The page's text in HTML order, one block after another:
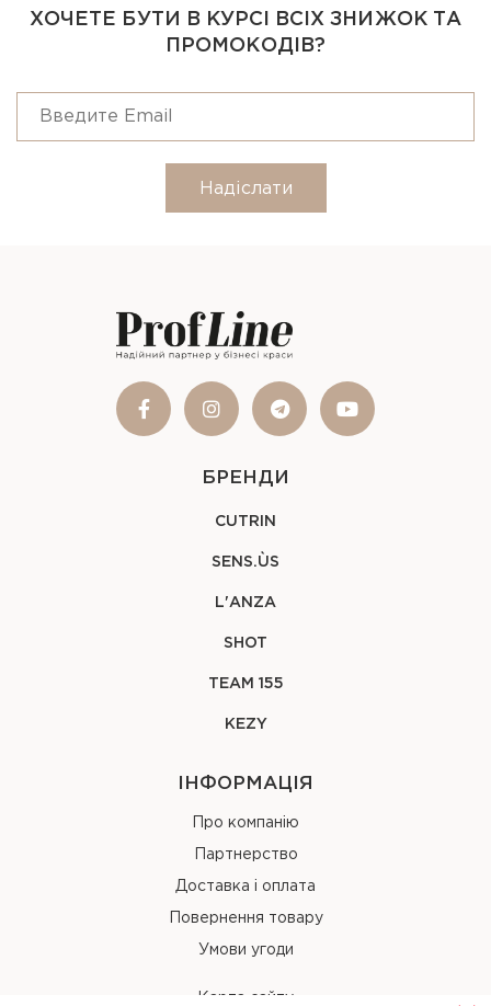
ХОЧЕТЕ БУТИ В КУРСІ ВСІХ ЗНИЖОК ТА
ПРОМОКОДІВ?
Надіслати
БРЕНДИ
CUTRIN
SENS.ÙS
L'ANZA
SHOT
TEAM 155
KEZY
ІНФОРМАЦІЯ
Про компанію
Партнерство
Доставка і оплата
Повернення товару
Умови угоди
Карта сайту